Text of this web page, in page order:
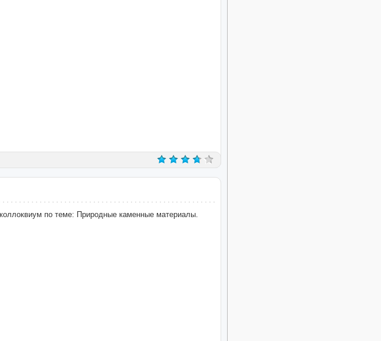
по теме: Природные каменные материалы.